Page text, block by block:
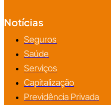
Notícias
Seguros
Saúde
Serviços
Capitalização
Previdência Privada